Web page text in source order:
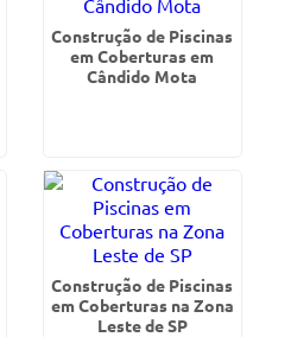
Construção de Piscinas
em Coberturas em
Cândido Mota
Construção de Piscinas
em Coberturas na Zona
Leste de SP